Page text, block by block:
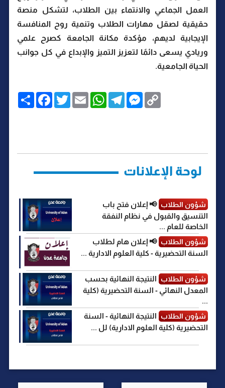
العمل الجماعي والانتماء بين الطلاب، لتشكل منصة
حقيقية لصقل مهارات الطلاب وتنمية روح المنافسة
الإيجابية لديهم، مؤكدة مكانة الجامعة كصرح علمي
وريادي يسعى دائمًا لتعزيز التميز والإبداع في كل جوانب
الحياة الجامعية.
ا
ش
F
a
c
k
T
w
i
E
m
a
W
h
a
p
T
e
l
m
M
e
s
e
C
o
p
k
لوحة الإعلانات
شؤون الطلاب 📢 إعلان فتح باب
التنسيق والقبول في نظام النفقة
الخاصة للعام ...
شؤون الطلاب 📢 إعلان هام لطلاب
السنة التحضيرية - كلية العلوم الادارية ...
شؤون الطلاب
النتيجة النهائية بحسب
المعدل النهائي - السنة التحضيرية (كلية
...
شؤون الطلاب
النتيجة النهائية - السنة
التحضيرية (كلية العلوم الادارية) لل ...